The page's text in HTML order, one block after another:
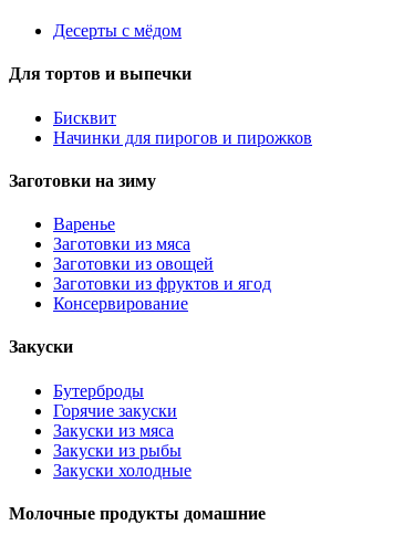
Десерты с мёдом
Для тортов и выпечки
Бисквит
Начинки для пирогов и пирожков
Заготовки на зиму
Варенье
Заготовки из мяса
Заготовки из овощей
Заготовки из фруктов и ягод
Консервирование
Закуски
Бутерброды
Горячие закуски
Закуски из мяса
Закуски из рыбы
Закуски холодные
Молочные продукты домашние